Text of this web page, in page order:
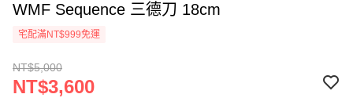
WMF Sequence 三德刀 18cm
宅配滿NT$999免運
NT$5,000
NT$3,600